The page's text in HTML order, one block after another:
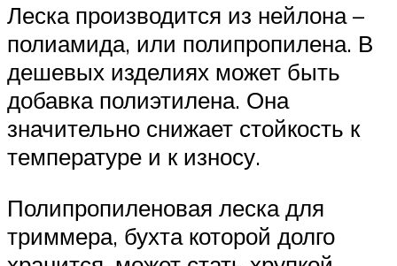
Леска производится из нейлона –
полиамида, или полипропилена. В
дешевых изделиях может быть
добавка полиэтилена. Она
значительно снижает стойкость к
температуре и к износу.
Полипропиленовая леска для
триммера, бухта которой долго